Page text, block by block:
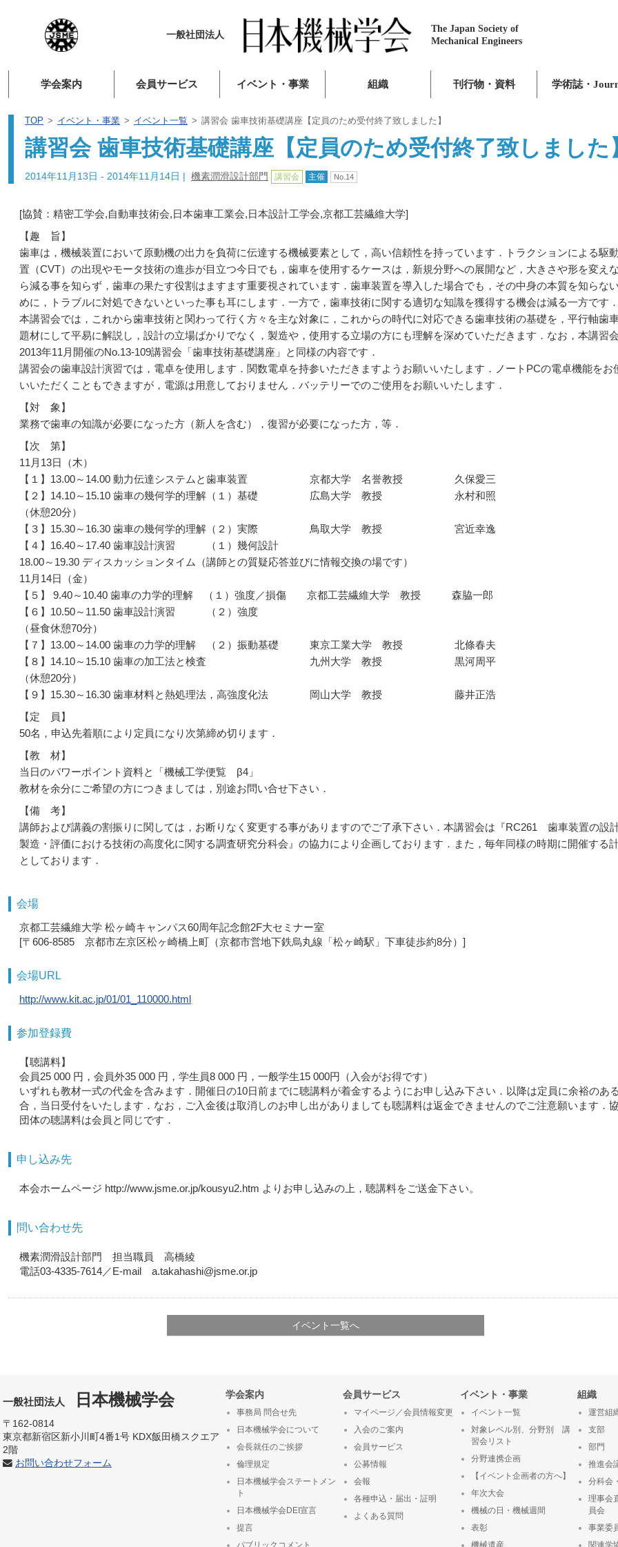
一般社団法人
The Japan Society of
Mechanical Engineers
学会案内 会員サービス イベント・事業 組織 刊行物・資料 学術誌・
TOP イベント・事業 イベント一覧 講習会 歯車技術基礎講座【定員のため受付終了致しました】
講習会 歯車技術基礎講座【定員のため受付終了致しました
2014年11月13日 - 2014年11月14日 | 機素潤滑設計部門 講習会 主催 No.14
[協賛：精密工学会,自動車技術会,日本歯車工業会,日本設計工学会,京都工芸繊維大学]
【趣 旨】
歯車は，機械装置において原動機の出力を負荷に伝達する機械要素として，高い信頼性を持っています．トラクションによる駆
置（CVT）の出現やモータ技術の進歩が目立つ今日でも，歯車を使用するケースは，新規分野への展開など，大きさや形を変え
ら減る事を知らず，歯車の果たす役割はますます重要視されています．歯車装置を導入した場合でも，その中身の本質を知らな
めに，トラブルに対処できないといった事も耳にします．一方で，歯車技術に関する適切な知識を獲得する機会は減る一方です．
本講習会では，これから歯車技術と関わって行く方々を主な対象に，これからの時代に対応できる歯車技術の基礎を，平行軸歯
題材にして平易に解説し，設計の立場ばかりでなく，製造や，使用する立場の方にも理解を深めていただきます．なお，本講習
2013年11月開催のNo.13-109講習会「歯車技術基礎講座」と同様の内容です．
講習会の歯車設計演習では，電卓を使用します．関数電卓を持参いただきますようお願いいたします．ノートPCの電卓機能をお
いいただくこともできますが，電源は用意しておりません．バッテリーでのご使用をお願いいたします．
【対 象】
業務で歯車の知識が必要になった方（新人を含む），復習が必要になった方，等．
【次 第】
11月13日（木）
【１】13.00～14.00 動力伝達システムと歯車装置 京都大学 名誉教授 久保愛三
【２】14.10～15.10 歯車の幾何学的理解（１）基礎 広島大学 教授 永村和照
（休憩20分）
【３】15.30～16.30 歯車の幾何学的理解（２）実際 鳥取大学 教授 宮近幸逸
【４】16.40～17.40 歯車設計演習 （１）幾何設計
18.00～19.30 ディスカッションタイム（講師との質疑応答並びに情報交換の場です）
11月14日（金）
【５】 9.40～10.40 歯車の力学的理解 （１）強度／損傷 京都工芸繊維大学 教授 森脇一郎
【６】10.50～11.50 歯車設計演習 （２）強度
（昼食休憩70分）
【７】13.00～14.00 歯車の力学的理解 （２）振動基礎 東京工業大学 教授 北條春夫
【８】14.10～15.10 歯車の加工法と検査 九州大学 教授 黒河周平
（休憩20分）
【９】15.30～16.30 歯車材料と熱処理法，高強度化法 岡山大学 教授 藤井正浩
【定 員】
50名，申込先着順により定員になり次第締め切ります．
【教 材】
当日のパワーポイント資料と「機械工学便覧 β4」
教材を余分にご希望の方につきましては，別途お問い合せ下さい．
【備 考】
講師および講義の割振りに関しては，お断りなく変更する事がありますのでご了承下さい．本講習会は『RC261 歯車装置の設計
製造・評価における技術の高度化に関する調査研究分科会』の協力により企画しております．また，毎年同様の時期に開催する
としております．
会場
京都工芸繊維大学 松ヶ崎キャンパス60周年記念館2F大セミナー室
[〒606-8585 京都市左京区松ヶ崎橋上町（京都市営地下鉄烏丸線「松ヶ崎駅」下車徒歩約8分）]
会場URL
http://www.kit.ac.jp/01/01_110000.html
参加登録費
【聴講料】
会員25 000 円，会員外35 000 円，学生員8 000 円，一般学生15 000円（入会がお得です）
いずれも教材一式の代金を含みます．開催日の10日前までに聴講料が着金するようにお申し込み下さい．以降は定員に余裕のあ
合，当日受付をいたします．なお，ご入金後は取消しのお申し出がありましても聴講料は返金できませんのでご注意願います．
団体の聴講料は会員と同じです．
申し込み先
本会ホームページ http://www.jsme.or.jp/kousyu2.htm よりお申し込みの上，聴講料をご送金下さい。
問い合わせ先
機素潤滑設計部門 担当職員 高橋綾
電話03-4335-7614／E-mail a.takahashi@jsme.or.jp
イベント一覧へ
一般社団法人 日本機械学会
〒162-0814
東京都新宿区新小川町4番1号 KDX飯田橋スクエア
2階
お問い合わせフォーム
学会案内
事務局 問合せ先
日本機械学会について
会長就任のご挨拶
倫理規定
日本機械学会ステートメン
ト
日本機械学会DEI宣言
提言
パブリックコメント
会員サービス
マイページ／会員情報変更
入会のご案内
会員サービス
公募情報
会報
各種申込・届出・証明
よくある質問
イベント・事業
イベント一覧
対象レベル別、分野別 講
習会リスト
分野連携企画
【イベント企画者の方へ】
年次大会
機械の日・機械週間
表彰
機械遺産
組織
運営組
支部
部門
推進会
分科会
理事会
員会
事業委
関連学